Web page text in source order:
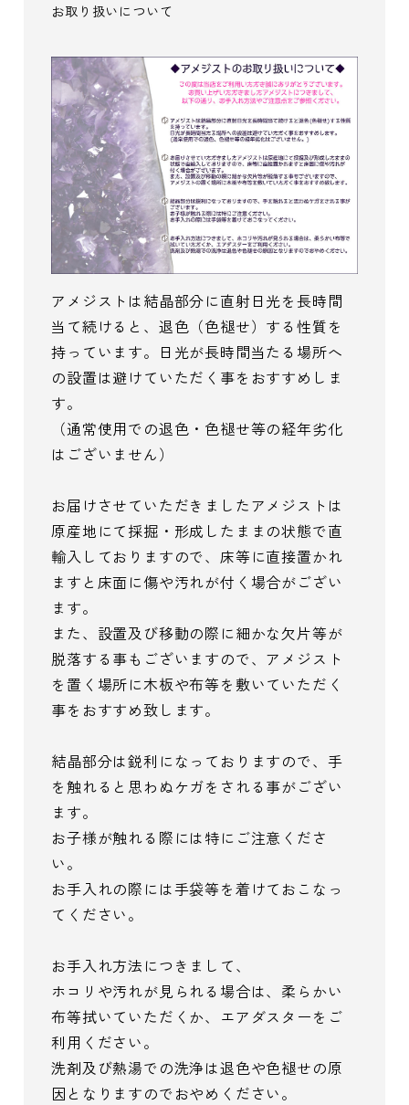
お取り扱いについて
アメジストは結晶部分に直射日光を長時間
当て続けると、退色（色褪せ）する性質を
持っています。日光が長時間当たる場所へ
の設置は避けていただく事をおすすめしま
す。
（通常使用での退色・色褪せ等の経年劣化
はございません）
お届けさせていただきましたアメジストは
原産地にて採掘・形成したままの状態で直
輸入しておりますので、床等に直接置かれ
ますと床面に傷や汚れが付く場合がござい
ます。
また、設置及び移動の際に細かな欠片等が
脱落する事もございますので、アメジスト
を置く場所に木板や布等を敷いていただく
事をおすすめ致します。
結晶部分は鋭利になっておりますので、手
を触れると思わぬケガをされる事がござい
ます。
お子様が触れる際には特にご注意くださ
い。
お手入れの際には手袋等を着けておこなっ
てください。
お手入れ方法につきまして、
ホコリや汚れが見られる場合は、柔らかい
布等拭いていただくか、エアダスターをご
利用ください。
洗剤及び熱湯での洗浄は退色や色褪せの原
因となりますのでおやめください。